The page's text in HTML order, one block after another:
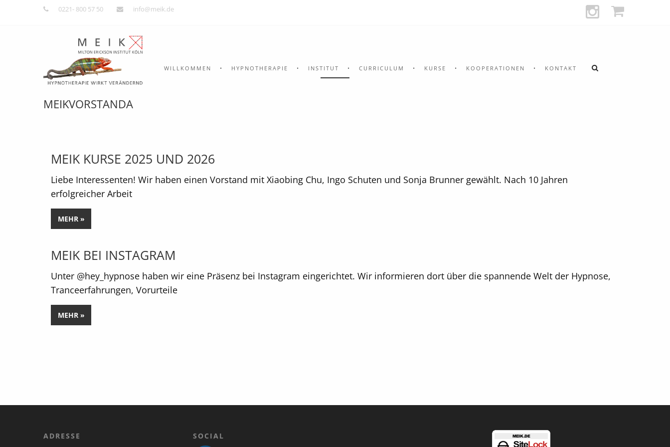
0221- 800 57 50 info@meik.de
WILLKOMMEN HYPNOTHERAPIE INSTITUT CURRICULUM KURSE KOOPERATIONEN KONTAKT
MEIKVORSTANDA
MEIK KURSE 2025 UND 2026
Liebe Interessenten! Wir haben einen Vorstand mit Xiaobing Chu, Ingo Schuten und Sonja Brunner gewählt. Nach 10 Jahren
erfolgreicher Arbeit
MEHR »
MEIK BEI INSTAGRAM
Unter @hey_hypnose haben wir eine Präsenz bei Instagram eingerichtet. Wir informieren dort über die spannende Welt der Hypnose,
Tranceerfahrungen, Vorurteile
MEHR »
ADRESSE SOCIAL